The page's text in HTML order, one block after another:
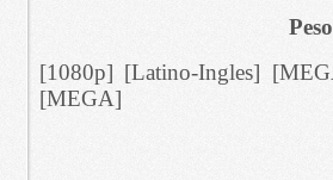
[1080p] [Latino-Ingles]
[MEGA]